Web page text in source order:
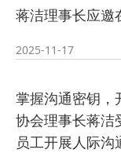
蒋洁理事长应邀
2025-11-17
掌握沟通密钥
协会理事长蒋洁
员工开展人际沟